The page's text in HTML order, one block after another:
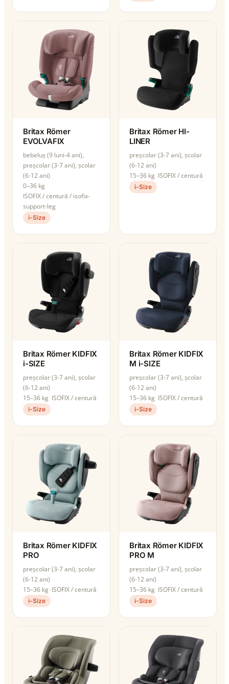
Britax Römer
EVOLVAFIX
bebeluș (9 luni-4 ani),
preșcolar (3-7 ani), școlar
(6-12 ani)
0–36 kg
ISOFIX / centură / isofix-
support-leg
i-Size
Britax Römer HI-
LINER
preșcolar (3-7 ani), școlar
(6-12 ani)
15–36 kg ISOFIX / centură
i-Size
Britax Römer KIDFIX
i-SIZE
preșcolar (3-7 ani), școlar
(6-12 ani)
15–36 kg ISOFIX / centură
i-Size
Britax Römer KIDFIX
M i-SIZE
preșcolar (3-7 ani), școlar
(6-12 ani)
15–36 kg ISOFIX / centură
i-Size
Britax Römer KIDFIX
PRO
preșcolar (3-7 ani), școlar
(6-12 ani)
15–36 kg ISOFIX / centură
i-Size
Britax Römer KIDFIX
PRO M
preșcolar (3-7 ani), școlar
(6-12 ani)
15–36 kg ISOFIX / centură
i-Size